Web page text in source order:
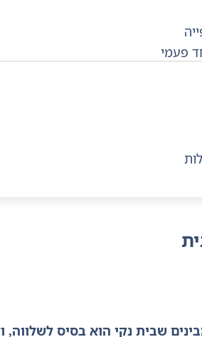
פעמי
שבית נקי הוא בסיס